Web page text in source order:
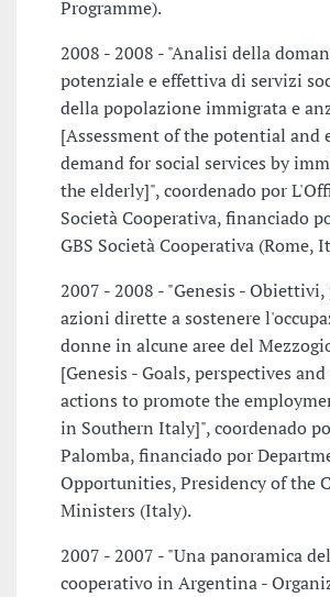
Programme).
2008 - 2008 - "Analisi della
potenziale e effettiva di servizi
della popolazione immigrata e
[Assessment of the potential and
demand for social services by
the elderly]", coordenado por
Società Cooperativa, financiado
GBS Società Cooperativa (Rome,
2007 - 2008 - "Genesis -
azioni dirette a sostenere
donne in alcune aree del
[Genesis - Goals, perspectives
actions to promote the
in Southern Italy]", coordenado
Palomba, financiado por
Opportunities, Presidency of the
Ministers (Italy).
2007 - 2007 - "Una panoramica
cooperativo in Argentina -